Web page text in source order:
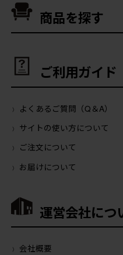
商品を探す
ご利用ガイド
よくあるご質問（Q＆A）
サイトの使い方について
ご注文について
お届けについて
運営会社につ
会社概要